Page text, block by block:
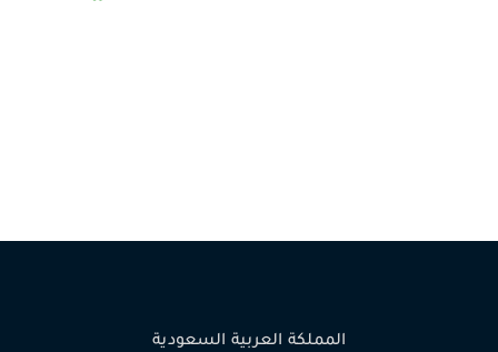
المملكة العربية السعودية